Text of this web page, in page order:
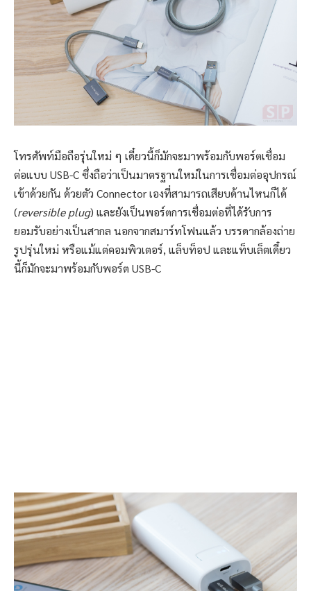
โทรศัพท์มือถือรุ่นใหม่ ๆ เดี๋ยวนี้ก็มักจะมาพร้อมกับพอร์ตเชื่อม
ต่อแบบ USB-C ซึ่งถือว่าเป็นมาตรฐานใหม่ในการเชื่อมต่ออุปกรณ์
เข้าด้วยกัน ด้วยตัว Connector เองที่สามารถเสียบด้านไหนก็ได้
(reversible plug) และยังเป็นพอร์ตการเชื่อมต่อที่ได้รับการ
ยอมรับอย่างเป็นสากล นอกจากสมาร์ทโฟนแล้ว บรรดากล้องถ่าย
รูปรุ่นใหม่ หรือแม้แต่คอมพิวเตอร์, แล็บท็อป และแท็บเล็ตเดี๋ยว
นี้ก็มักจะมาพร้อมกับพอร์ต USB-C